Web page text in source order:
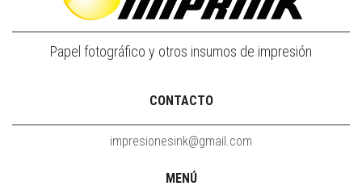
Papel fotográfico y otros insumos de impresión
CONTACTO
impresionesink@gmail.com
MENÚ